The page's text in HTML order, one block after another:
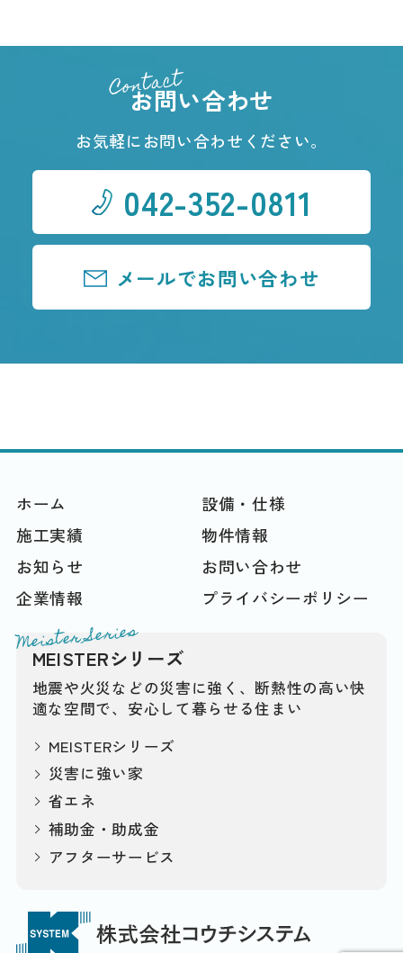
Contact
お問い合わせ
お気軽にお問い合わせください。
042-352-0811
メールでお問い合わせ
ホーム
設備・仕様
施工実績
物件情報
お知らせ
お問い合わせ
企業情報
プライバシーポリシー
Meister Series
MEISTERシリーズ
地震や火災などの災害に強く、断熱性の高い快
適な空間で、安心して暮らせる住まい
MEISTERシリーズ
災害に強い家
省エネ
補助金・助成金
アフターサービス